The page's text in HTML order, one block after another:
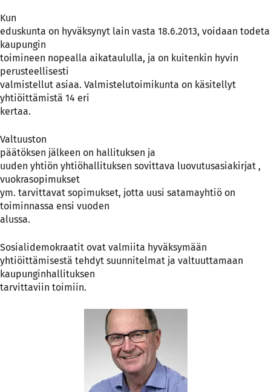
Kun
eduskunta on hyväksynyt lain vasta 18.6.2013, voidaan todeta
kaupungin
toimineen nopealla aikataululla, ja on kuitenkin hyvin
perusteellisesti
valmistellut asiaa. Valmistelutoimikunta on käsitellyt
yhtiöittämistä 14 eri
kertaa.
Valtuuston
päätöksen jälkeen on hallituksen ja
uuden yhtiön yhtiöhallituksen sovittava luovutusasiakirjat ,
vuokrasopimukset
ym. tarvittavat sopimukset, jotta uusi satamayhtiö on
toiminnassa ensi vuoden
alussa.
Sosialidemokraatit ovat valmiita hyväksymään
yhtiöittämisestä tehdyt suunnitelmat ja valtuuttamaan
kaupunginhallituksen
tarvittaviin toimiin.